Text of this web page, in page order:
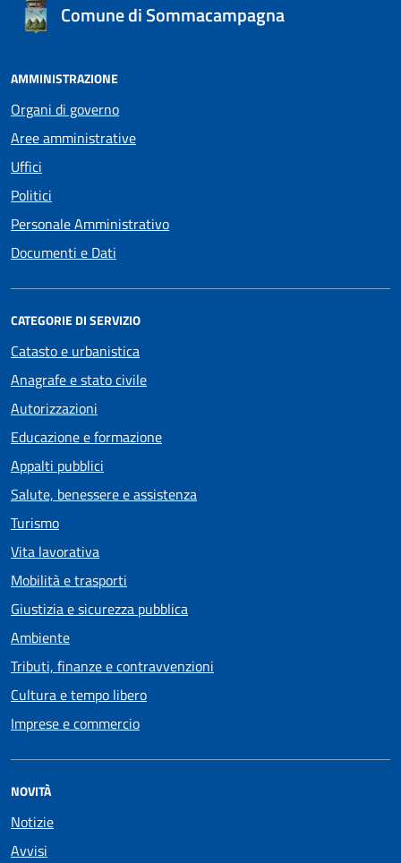
Comune di Sommacampagna
AMMINISTRAZIONE
Organi di governo
Aree amministrative
Uffici
Politici
Personale Amministrativo
Documenti e Dati
CATEGORIE DI SERVIZIO
Catasto e urbanistica
Anagrafe e stato civile
Autorizzazioni
Educazione e formazione
Appalti pubblici
Salute, benessere e assistenza
Turismo
Vita lavorativa
Mobilità e trasporti
Giustizia e sicurezza pubblica
Ambiente
Tributi, finanze e contravvenzioni
Cultura e tempo libero
Imprese e commercio
NOVITÀ
Notizie
Avvisi